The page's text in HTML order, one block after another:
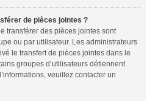
de pièces jointes ?
transférer des pièces jointes sont
ou par utilisateur. Les administrateurs
le transfert de pièces jointes dans le
groupes d’utilisateurs détiennent
veuillez contacter un